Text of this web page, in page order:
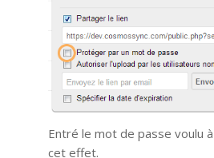
Entré le mot de passe voulu
cet effet.